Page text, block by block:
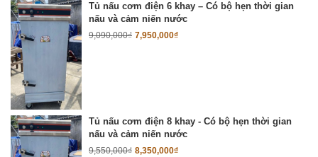
Tủ nấu cơm điện 6 khay – Có bộ hẹn thời gian
nấu và cảm niến nước
9,090,000₫ 7,950,000₫
Tủ nấu cơm điện 8 khay - Có bộ hẹn thời gian
nấu và cảm niến nước
9,550,000₫ 8,350,000₫